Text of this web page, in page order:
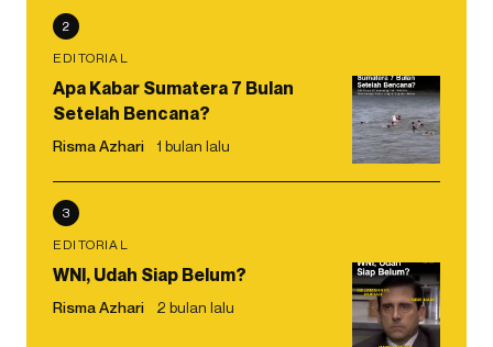
2
EDITORIAL
Apa Kabar Sumatera 7 Bulan
Setelah Bencana?
Risma Azhari 1 bulan lalu
3
EDITORIAL
WNI, Udah Siap Belum?
Risma Azhari 2 bulan lalu